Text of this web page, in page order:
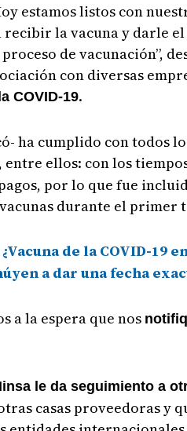
estamos listos con
recibir la vacuna y darle
de vacunación”,
con diversas
COVID-19.
ha cumplido con todos
entre ellos: con los
por lo que fue
durante el primer
¿Vacuna de la COVID-19
a dar una fecha
a la espera que nos
le da seguimiento a
casas proveedoras y